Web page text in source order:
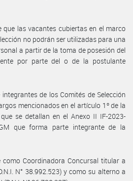
que las vacantes cubiertas en el marco
no podrán ser utilizadas para una
a partir de la toma de posesión del
por parte del o de la postulante
integrantes de los Comités de Selección
mencionados en el artículo 1º de la
se detallan en el Anexo II IF-2023-
que forma parte integrante de la
como Coordinadora Concursal titular a
N° 38.992.523) y como su alterno a